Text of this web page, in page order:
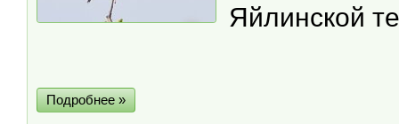
Яйлинской
Подробнее »